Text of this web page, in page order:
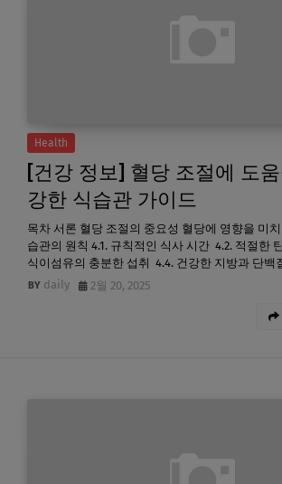
Health
[건강 정보] 혈당 조절에 도
강한 식습관 가이드
목차 서론 혈당 조절의 중요성 혈당에 영향을 미
습관의 원칙 4.1. 규칙적인 식사 시간 4.2. 적절한
식이섬유의 충분한 섭취 4.4. 건강한 지방과 단백
daily
2월 20, 2025